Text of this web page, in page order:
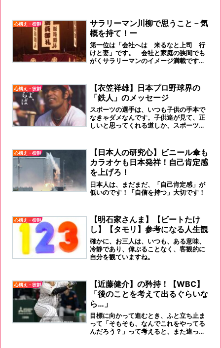
心構え・役割
サラリーマン川柳で思うこと－気
概を持て！ー
第一位は「会社へは 来るなと上司 行
けと妻」です。 会社と家庭の狭間でも
がくサラリーマンのイメージ満載です。
明るい未来のセルフイメージを持つ者を
応援します！
心構え・役割
【衣笠祥雄】日本プロ野球界の
「鉄人」のメッセージ
スポーツの選手は、いつも子供の手本で
なきゃダメなんです。子供達が見て、正
しいと思ってくれる道しか、スポーツの
心構え・役割
【日本人の研究心】ビニール傘も
カラオケも日本発祥！自己肯定感
を上げろ！
日本人は、まだまだ、「自己肯定感」が
低いのです！「自信を持つ」大切です！
心構え・役割
【明石家さんま】【ビートたけ
し】【タモリ】参考になる人生観
確かに、お三人は、いつも、ある意味、
冷静であり、偉ぶることなく、客観的に
自分を観ていますね。
心構え・役割
【近藤健介】の矜持！【WBC】
「後のことを考えて出るぐらいな
ら…」
目標に向かって進むとき、ふと立ち止ま
って「そもそも、なんでこれをやってる
んだろう？」って考えると、また違った